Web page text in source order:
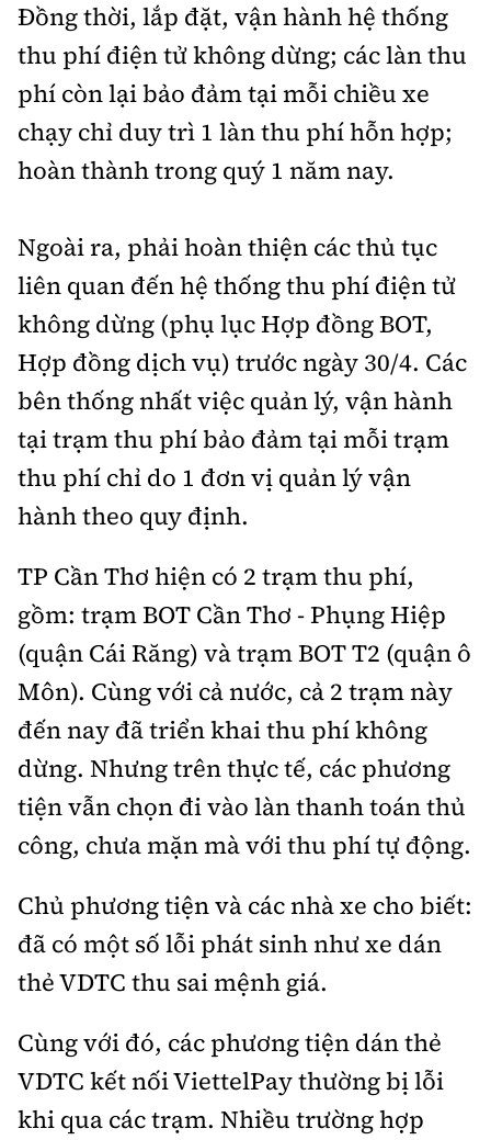
Đồng thời, lắp đặt, vận hành hệ thống
thu phí điện tử không dừng; các làn thu
phí còn lại bảo đảm tại mỗi chiều xe
chạy chỉ duy trì 1 làn thu phí hỗn hợp;
hoàn thành trong quý 1 năm nay.
Ngoài ra, phải hoàn thiện các thủ tục
liên quan đến hệ thống thu phí điện tử
không dừng (phụ lục Hợp đồng BOT,
Hợp đồng dịch vụ) trước ngày 30/4. Các
bên thống nhất việc quản lý, vận hành
tại trạm thu phí bảo đảm tại mỗi trạm
thu phí chỉ do 1 đơn vị quản lý vận
hành theo quy định.
TP Cần Thơ hiện có 2 trạm thu phí,
gồm: trạm BOT Cần Thơ - Phụng Hiệp
(quận Cái Răng) và trạm BOT T2 (quận ô
Môn). Cùng với cả nước, cả 2 trạm này
đến nay đã triển khai thu phí không
dừng. Nhưng trên thực tế, các phương
tiện vẫn chọn đi vào làn thanh toán thủ
công, chưa mặn mà với thu phí tự động.
Chủ phương tiện và các nhà xe cho biết:
đã có một số lỗi phát sinh như xe dán
thẻ VDTC thu sai mệnh giá.
Cùng với đó, các phương tiện dán thẻ
VDTC kết nối ViettelPay thường bị lỗi
khi qua các trạm. Nhiều trường hợp